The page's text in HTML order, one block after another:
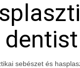
dentist
sebészet és